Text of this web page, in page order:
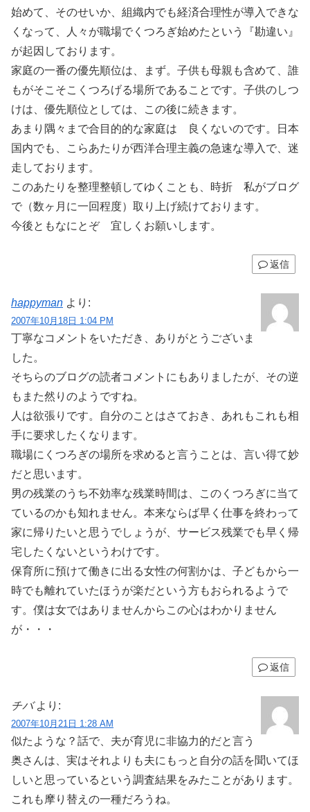
始めて、そのせいか、組織内でも経済合理性が導入できな
くなって、人々が職場でくつろぎ始めたという『勘違い』
が起因しております。
家庭の一番の優先順位は、まず。子供も母親も含めて、誰
もがそこそこくつろげる場所であることです。子供のしつ
けは、優先順位としては、この後に続きます。
あまり隅々まで合目的的な家庭は 良くないのです。日本
国内でも、こらあたりが西洋合理主義の急速な導入で、迷
走しております。
このあたりを整理整頓してゆくことも、時折 私がブログ
で（数ヶ月に一回程度）取り上げ続けております。
今後ともなにとぞ 宜しくお願いします。
返信
happyman より:
2007年10月18日 1:04 PM
丁寧なコメントをいただき、ありがとうございま
した。
そちらのブログの読者コメントにもありましたが、その逆
もまた然りのようですね。
人は欲張りです。自分のことはさておき、あれもこれも相
手に要求したくなります。
職場にくつろぎの場所を求めると言うことは、言い得て妙
だと思います。
男の残業のうち不効率な残業時間は、このくつろぎに当て
ているのかも知れません。本来ならば早く仕事を終わって
家に帰りたいと思うでしょうが、サービス残業でも早く帰
宅したくないというわけです。
保育所に預けて働きに出る女性の何割かは、子どもから一
時でも離れていたほうが楽だという方もおられるようで
す。僕は女ではありませんからこの心はわかりません
が・・・
返信
チバ より:
2007年10月21日 1:28 AM
似たような？話で、夫が育児に非協力的だと言う
奥さんは、実はそれよりも夫にもっと自分の話を聞いてほ
しいと思っているという調査結果をみたことがあります。
これも摩り替えの一種だろうね。